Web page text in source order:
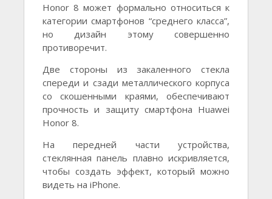
Honor 8 может формально относиться к
категории смартфонов “среднего класса”,
но дизайн этому совершенно
противоречит.
Две стороны из закаленного стекла
спереди и сзади металлического корпуса
со скошенными краями, обеспечивают
прочность и защиту смартфона Huawei
Honor 8.
На передней части устройства,
стеклянная панель плавно искривляется,
чтобы создать эффект, который можно
видеть на iPhone.